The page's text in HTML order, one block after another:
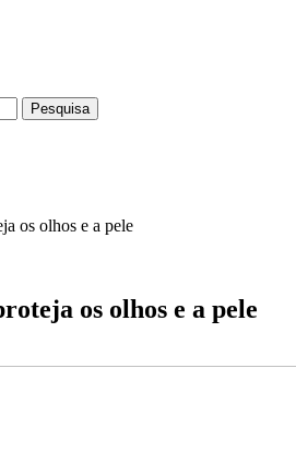
os olhos e a pele
os olhos e a pele